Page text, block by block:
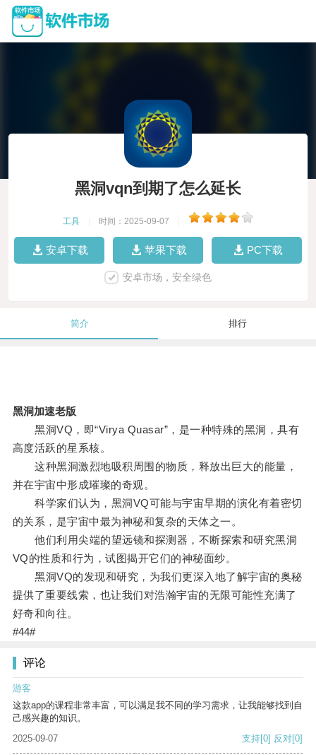
黑洞vqn到期了怎么延长
工具 时间：2025-09-07
安卓下载 苹果下载 PC下载
安卓市场，安全绿色
简介 排行
黑洞加速老版
黑洞VQ，即“Virya Quasar”，是一种特殊的黑洞，具有
高度活跃的星系核。
这种黑洞激烈地吸积周围的物质，释放出巨大的能量，
并在宇宙中形成璀璨的奇观。
科学家们认为，黑洞VQ可能与宇宙早期的演化有着密切
的关系，是宇宙中最为神秘和复杂的天体之一。
他们利用尖端的望远镜和探测器，不断探索和研究黑洞
VQ的性质和行为，试图揭开它们的神秘面纱。
黑洞VQ的发现和研究，为我们更深入地了解宇宙的奥秘
提供了重要线索，也让我们对浩瀚宇宙的无限可能性充满了
好奇和向往。
#44#
评论
游客
这款app的课程非常丰富，可以满足我不同的学习需求，让我能够找到自
己感兴趣的知识。
2025-09-07
支持[0] 反对[0]